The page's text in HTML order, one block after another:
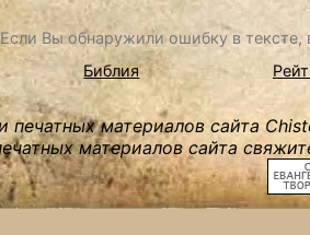
Если Вы обнаружили ошибку в
Библия
печатных материалов сайта
материалов сайта